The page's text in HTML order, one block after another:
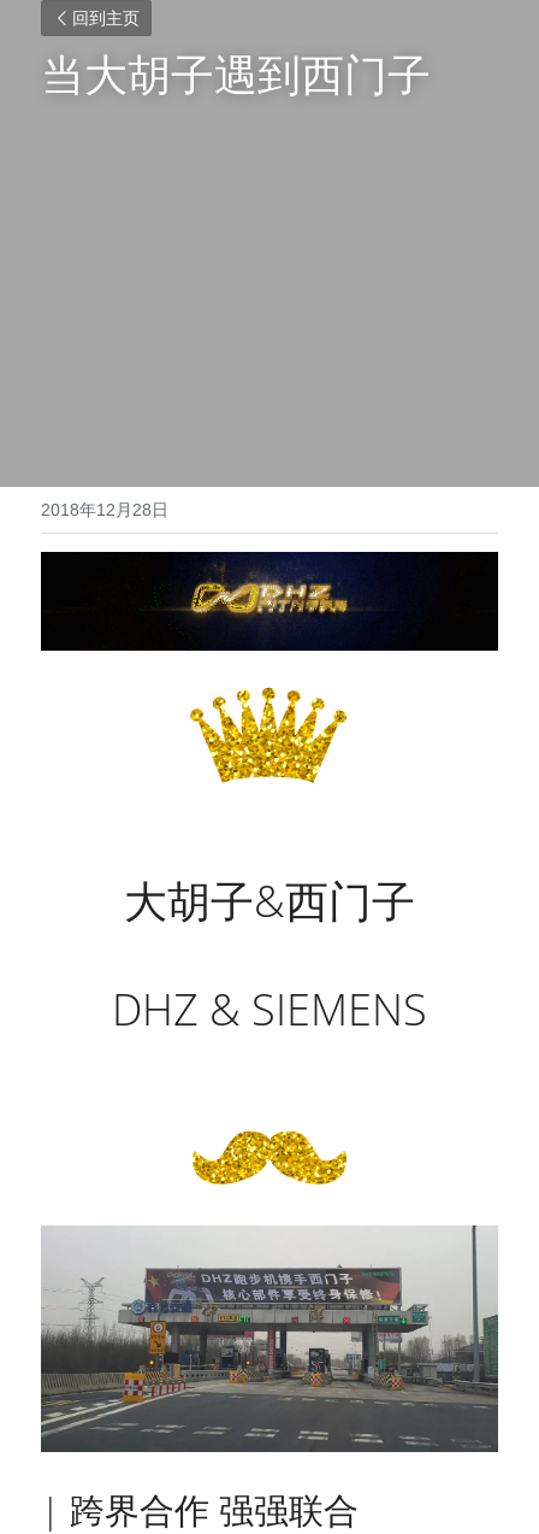
回到主页
当大胡子遇到西门子
2018年12月28日
大胡子&西门子
DHZ & SIEMENS
| 跨界合作 强强联合